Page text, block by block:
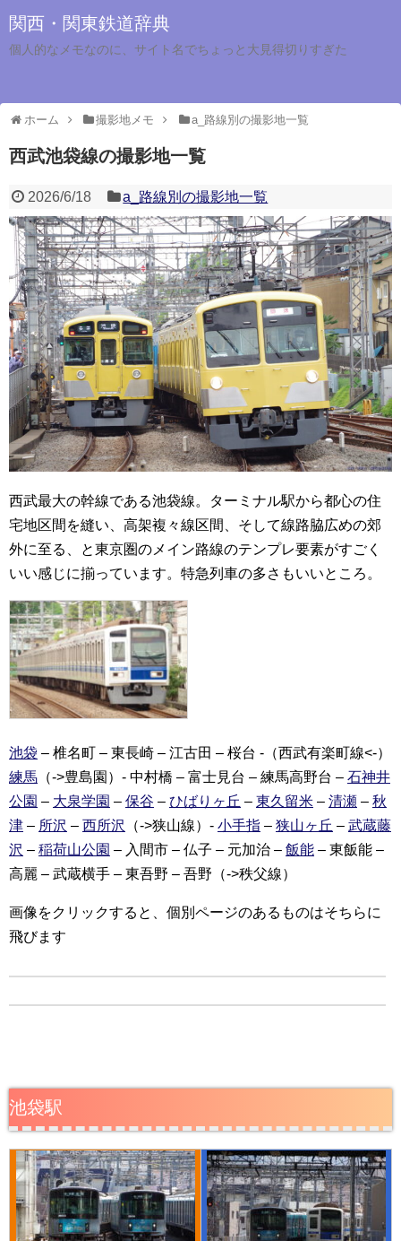
関西・関東鉄道辞典
個人的なメモなのに、サイト名でちょっと大見得切りすぎた
ホーム 撮影地メモ a_路線別の撮影地一覧
西武池袋線の撮影地一覧
2026/6/18 a_路線別の撮影地一覧
西武最大の幹線である池袋線。ターミナル駅から都心の住
宅地区間を縫い、高架複々線区間、そして線路脇広めの郊
外に至る、と東京圏のメイン路線のテンプレ要素がすごく
いい感じに揃っています。特急列車の多さもいいところ。
池袋 – 椎名町 – 東長崎 – 江古田 – 桜台 -（西武有楽町線<-）
練馬 （->豊島園）- 中村橋 – 富士見台 – 練馬高野台 – 石神井
公園 – 大泉学園 – 保谷 – ひばりヶ丘 – 東久留米 – 清瀬 – 秋
津 – 所沢 – 西所沢 （->狭山線）- 小手指 – 狭山ヶ丘 – 武蔵藤
沢 – 稲荷山公園 – 入間市 – 仏子 – 元加治 – 飯能 – 東飯能 –
高麗 – 武蔵横手 – 東吾野 – 吾野（->秩父線）
画像をクリックすると、個別ページのあるものはそちらに
飛びます
池袋駅